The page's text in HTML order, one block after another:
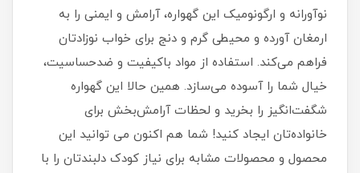
نوآورانه و ارگونومیک این گهواره، آرامش و ایمنی را به
ارمغان آورده و محیطی گرم و دنج برای خواب نوزادتان
فراهم می‌کند. استفاده از مواد باکیفیت و ضدحساسیت،
خیال شما را آسوده می‌سازد. همین حالا این گهواره
شگفت‌انگیز را بخرید و لحظات آرامش‌بخش برای
خانواده‌تان ایجاد کنید! شما هم اکنون می توانید این
محصول و محصولات مشابه برای نیاز کودک دلبندتان را با